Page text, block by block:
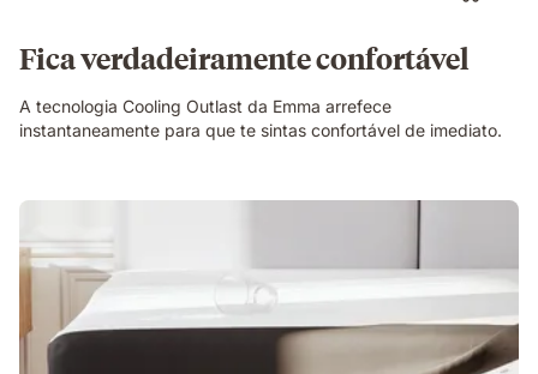
Fica verdadeiramente confortável
A tecnologia Cooling Outlast da Emma arrefece
instantaneamente para que te sintas confortável de imediato.